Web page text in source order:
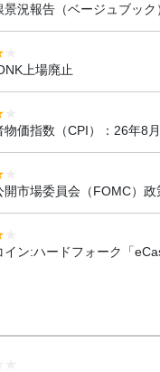
況報告（ベージュブック
上場廃止
物価指数（CPI）：26年8
開市場委員会（FOMC）政
イン:ハードフォーク「